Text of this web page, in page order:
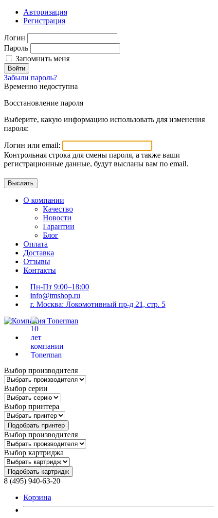
Авторизация
Регистрация
Логин
Пароль
Запомнить меня
Войти
Забыли пароль?
Временно недоступна
Восстановление пароля
Выберите, какую информацию использовать для изменения
пароля:
Логин или email:
Контрольная строка для смены пароля, а также ваши
регистрационные данные, будут высланы вам по email.
О компании
Качество
Новости
Гарантии
Блог
Оплата
Доставка
Отзывы
Контакты
Пн-Пт 9:00–18:00
info@tmshop.ru
г. Москва: Локомотивный пр-д 21, стр. 5
Выбор производителя
Выбор серии
Выбор принтера
Подобрать принтер
Выбор производителя
Выбор картриджа
Подобрать картридж
8 (495) 940-63-20
Корзина